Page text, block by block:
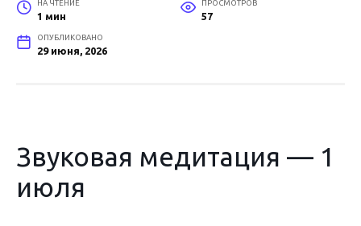
НА ЧТЕНИЕ
1 мин
ПРОСМОТРОВ
57
ОПУБЛИКОВАНО
29 июня, 2026
Звуковая медитация — 1
июля